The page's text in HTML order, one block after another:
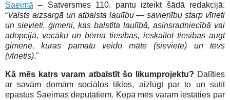
Saeimā – Satversmes 110. pantu izteikt šādā redakcijā:
“Valsts aizsargā un atbalsta laulību — savienību starp vīrieti
un sievieti, ģimeni, kas balstīta laulībā, asinsradniecībā vai
adopcijā, vecāku un bērna tiesības, ieskaitot tiesības augt
ģimenē, kuras pamatu veido māte (sieviete) un tēvs
(vīrietis)."
Kā mēs katrs varam atbalstīt šo likumprojektu? Dalīties
ar savām domām sociālos tīklos, aizlūgt par to un sūtīt
epastus Saeimas deputātiem. Kopā mēs varam iestāties par